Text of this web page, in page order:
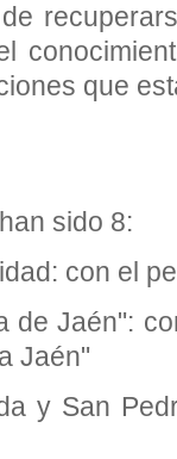
que
sido 8:
con el
de Jaén":
Jaén"
y San